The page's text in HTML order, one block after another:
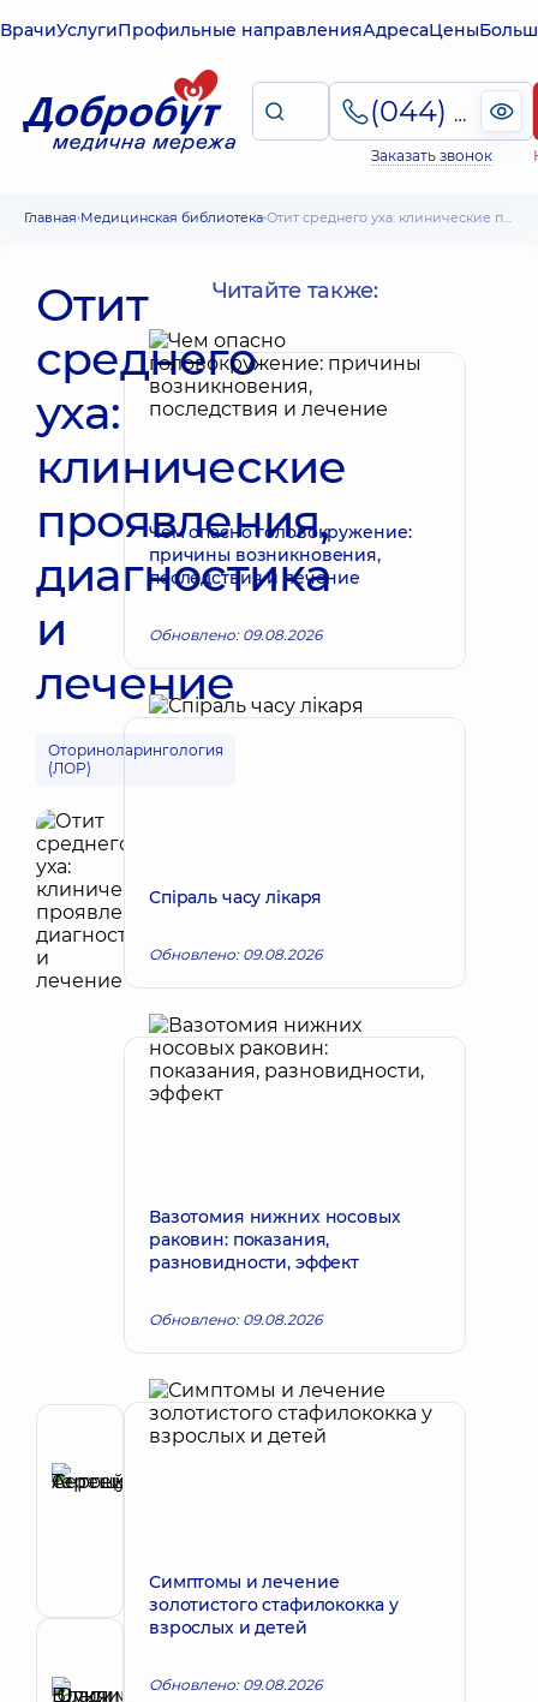
ВрачиУслугиПрофильные направленияАдресаЦены
(044) 495-2-888
Заказать звонок
Главная Медицинская библиотека Отит среднего уха: клинические проявления, диагностика и лечение
Отит
среднего
уха:
клинические
проявления,
диагностика
и
лечение
Оториноларингология
(ЛОР)
Автор
челюстно-
лицевой
Шуклина
Читайте также:
Чем опасно головокружение:
причины возникновения,
последствия и лечение
Обновлено: 09.08.2026
Спіраль часу лікаря
Обновлено: 09.08.2026
Вазотомия нижних носовых
раковин: показания,
разновидности, эффект
Обновлено: 09.08.2026
Симптомы и лечение
золотистого стафилококка у
взрослых и детей
Обновлено: 09.08.2026